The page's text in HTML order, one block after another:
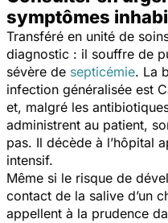
symptômes
Transféré en unité de
diagnostic : il souffre de
sévère de septicémie. La
infection généralisée est
et, malgré les
administrent au patient,
pas. Il décède à l’hôpital
intensif.
Même si le risque de
contact de la salive d’un
appellent à la prudence